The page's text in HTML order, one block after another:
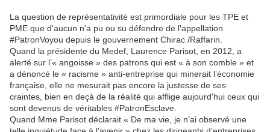
La question de représentativité est primordiale pour les TPE et
PME que d'aucun n'a pu ou su défendre de l'appellation
#PatronVoyou depuis le gouvernement Chirac /Raffarin.
Quand la présidente du Medef, Laurence Parisot, en 2012, a
alerté sur l’« angoisse » des patrons qui est « à son comble » et
a dénoncé le « racisme » anti-entreprise qui minerait l’économie
française, elle ne mesurait pas encore la justesse de ses
craintes, bien en deçà de la réalité qui afflige aujourd'hui ceux qui
sont devenus de véritables #PatronEsclave.
Quand Mme Parisot déclarait « De ma vie, je n’ai observé une